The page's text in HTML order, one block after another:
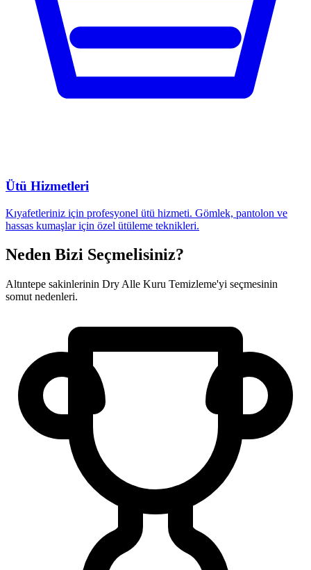
Ütü Hizmetleri
Kıyafetleriniz için profesyonel ütü hizmeti. Gömlek, pantolon ve
hassas kumaşlar için özel ütüleme teknikleri.
Neden Bizi Seçmelisiniz?
Altıntepe sakinlerinin Dry Alle Kuru Temizleme'yi seçmesinin
somut nedenleri.